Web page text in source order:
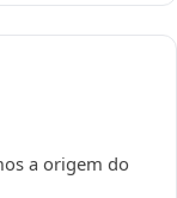
a origem do